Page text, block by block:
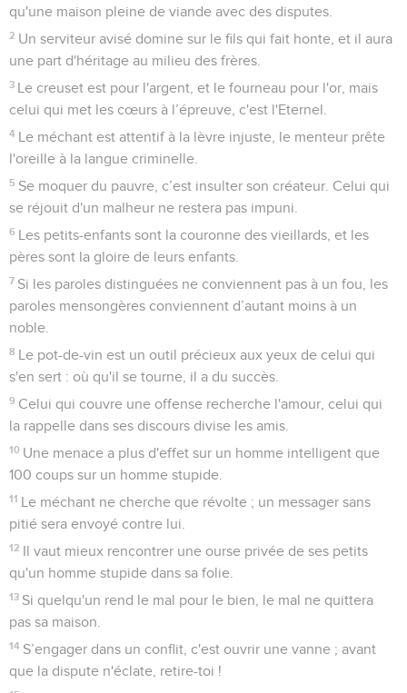
qu'une maison pleine de viande avec des disputes.
2 Un serviteur avisé domine sur le fils qui fait honte, et il aura
une part d'héritage au milieu des frères.
3 Le creuset est pour l'argent, et le fourneau pour l'or, mais
celui qui met les cœurs à l’épreuve, c'est l'Eternel.
4 Le méchant est attentif à la lèvre injuste, le menteur prête
l'oreille à la langue criminelle.
5 Se moquer du pauvre, c’est insulter son créateur. Celui qui
se réjouit d'un malheur ne restera pas impuni.
6 Les petits-enfants sont la couronne des vieillards, et les
pères sont la gloire de leurs enfants.
7 Si les paroles distinguées ne conviennent pas à un fou, les
paroles mensongères conviennent d’autant moins à un
noble.
8 Le pot-de-vin est un outil précieux aux yeux de celui qui
s'en sert : où qu'il se tourne, il a du succès.
9 Celui qui couvre une offense recherche l'amour, celui qui
la rappelle dans ses discours divise les amis.
10 Une menace a plus d'effet sur un homme intelligent que
100 coups sur un homme stupide.
11 Le méchant ne cherche que révolte ; un messager sans
pitié sera envoyé contre lui.
12 Il vaut mieux rencontrer une ourse privée de ses petits
qu'un homme stupide dans sa folie.
13 Si quelqu'un rend le mal pour le bien, le mal ne quittera
pas sa maison.
14 S’engager dans un conflit, c'est ouvrir une vanne ; avant
que la dispute n'éclate, retire-toi !